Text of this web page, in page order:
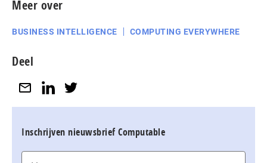
Meer over
BUSINESS INTELLIGENCE COMPUTING EVERYWHERE
Deel
Inschrijven nieuwsbrief Computable